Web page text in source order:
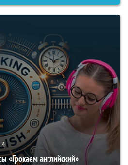
4
«Грокаем английский»